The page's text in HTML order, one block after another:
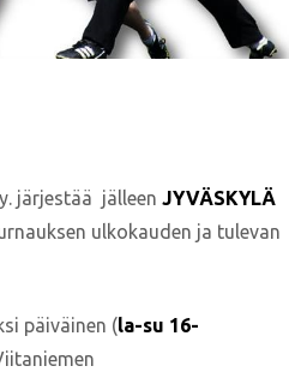
järjestää jälleen JYVÄSKYLÄ
ulkokauden ja tulevan
päiväinen (la-su 16-